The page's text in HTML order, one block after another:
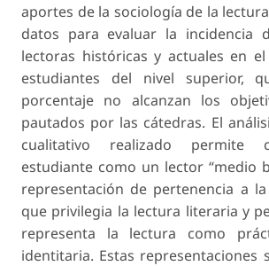
aportes de la sociología de la
datos para evaluar la incidencia
lectoras históricas y actuales en
estudiantes del nivel superior,
porcentaje no alcanzan los
pautados por las cátedras. El
cualitativo realizado permite
estudiante como un lector “medio
representación de pertenencia a
que privilegia la lectura literaria y
representa la lectura como
identitaria. Estas representaciones